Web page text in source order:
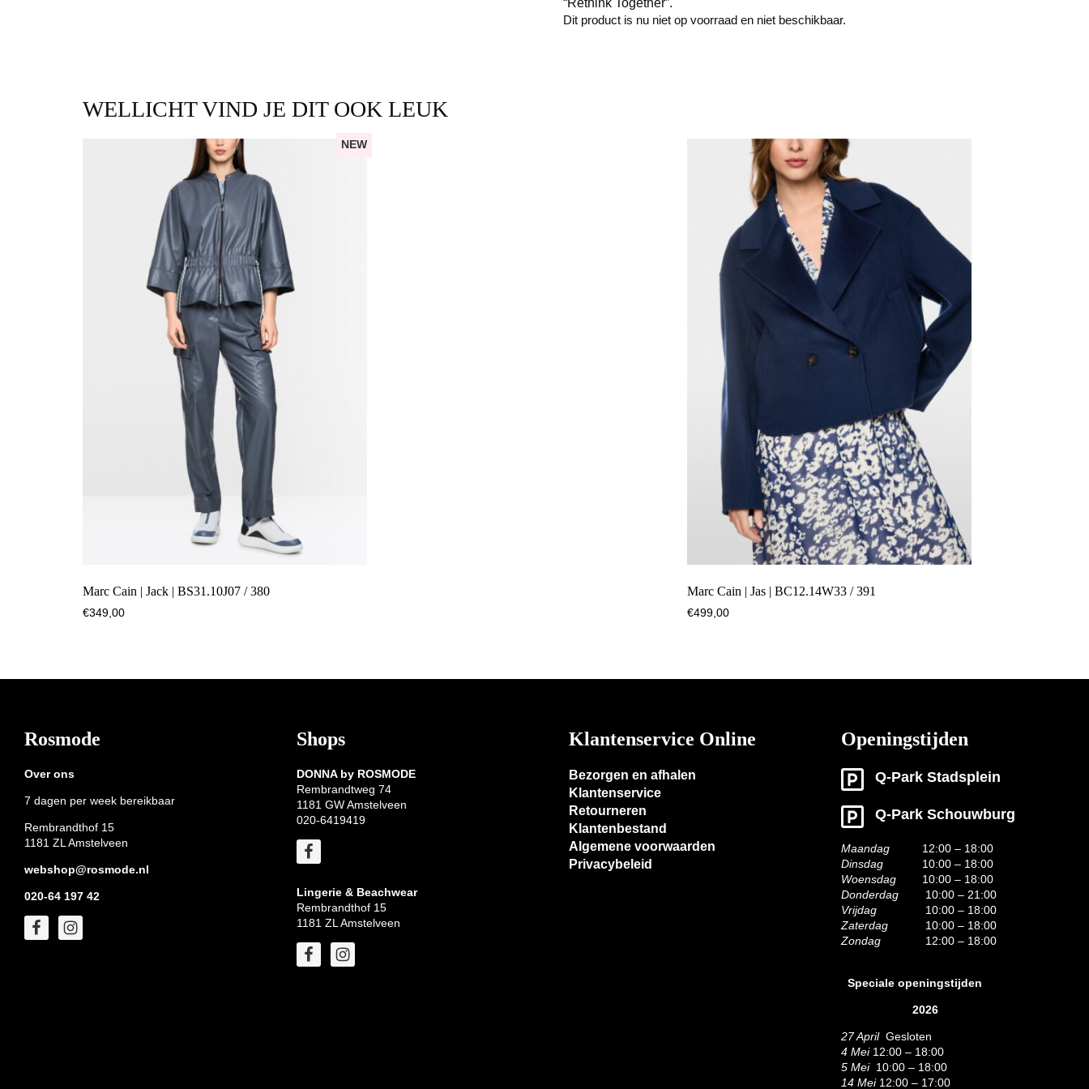
Dit product is nu niet op voorraad en niet beschikbaar.
WELLICHT VIND JE DIT OOK LEUK
NEW
Marc Cain | Jack | BS31.10J07 / 380
€349,00
Marc Cain | Jas | BC12.14W33 / 391
€499,00
Footer
Rosmode
Over ons
7 dagen per week bereikbaar
Rembrandthof 15
1181 ZL Amstelveen
webshop@rosmode.nl
020-64 197 42
Shops
DONNA by ROSMODE
Rembrandtweg 74
1181 GW Amstelveen
020-6419419
Lingerie & Beachwear
Rembrandthof 15
1181 ZL Amstelveen
Klantenservice Online
Bezorgen en afhalen
Klantenservice
Retourneren
Klantenbestand
Algemene voorwaarden
Privacybeleid
Openingstijden
Q-Park Stadsplein
Q-Park Schouwburg
Maandag
12:00 – 18:00
Dinsdag
10:00 – 18:00
Woensdag
10:00 – 18:00
Donderdag
10:00 – 21:00
Vrijdag
10:00 – 18:00
Zaterdag
10:00 – 18:00
Zondag
12:00 – 18:00
Speciale openingstijden
2026
27 AprilGesloten
4 Mei12:00 – 18:00
5 Mei10:00 – 18:00
14 Mei12:00 – 17:00